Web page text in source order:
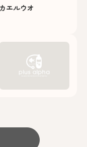
エルウオ